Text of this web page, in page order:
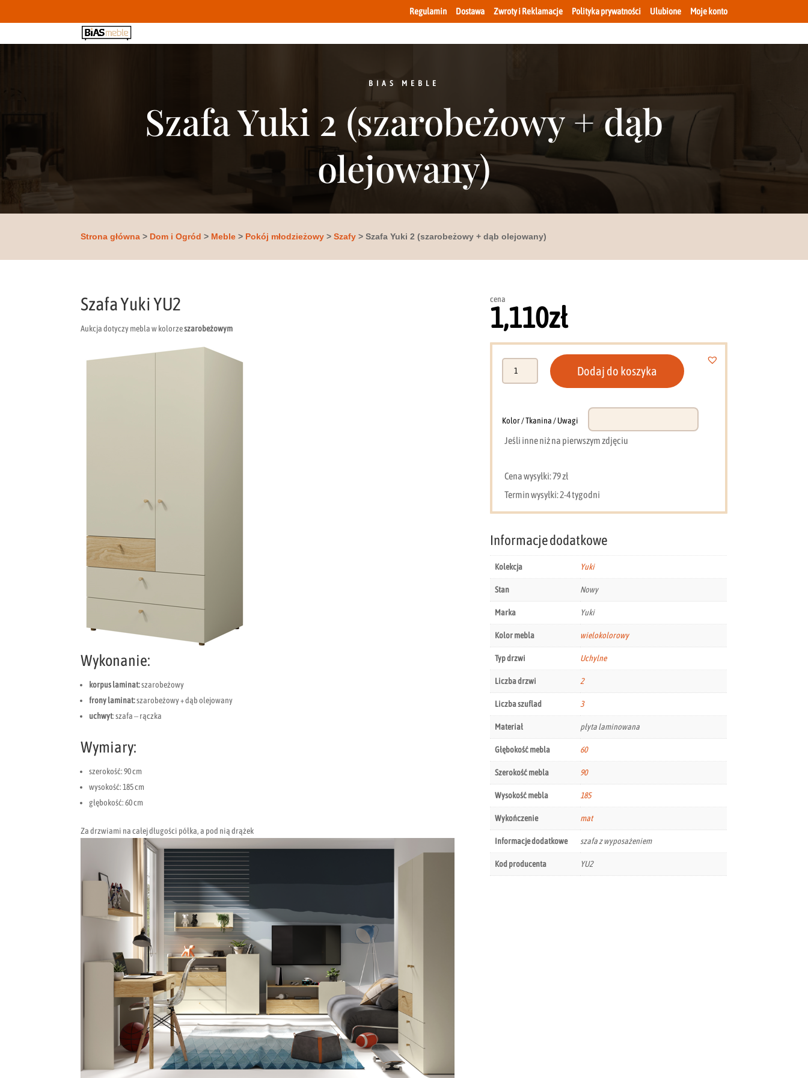
Regulamin Dostawa Zwroty i Reklamacje Polityka prywatności Ulubione Moje konto
BIAS MEBLE
Szafa Yuki 2 (szarobeżowy + dąb
olejowany)
Strona główna > Dom i Ogród > Meble > Pokój młodzieżowy >Szafy > Szafa Yuki 2 (szarobeżowy + dąb olejowany)
Szafa Yuki YU2
Aukcja dotyczy mebla w kolorzeszarobeżowym
Wykonanie:
korpus laminat:szarobeżowy
frony laminat:szarobeżowy + dąb olejowany
uchwyt: szafa – rączka
Wymiary:
szerokość: 90 cm
wysokość: 185 cm
głębokość: 60 cm
Za drzwiami na całej długości półka, a pod nią drążek
cena
1,110zł
(szarobeżowy
dąb
Dodaj do koszyka
Kolor / Tkanina / Uwagi
Jeśli inne niż na pierwszym zdjęciu
Cena wysyłki: 79 zł
Termin wysyłki: 2-4 tygodni
Informacje dodatkowe
Kolekcja Yuki
Stan Nowy
Marka Yuki
Kolor mebla wielokolorowy
Typ drzwi Uchylne
Liczba drzwi 2
Liczba szuflad 3
Materiał płyta laminowana
Głębokość mebla 60
Szerokość mebla 90
Wysokość mebla 185
Wykończenie mat
Informacje dodatkowe szafa z wyposażeniem
Kod producenta YU2